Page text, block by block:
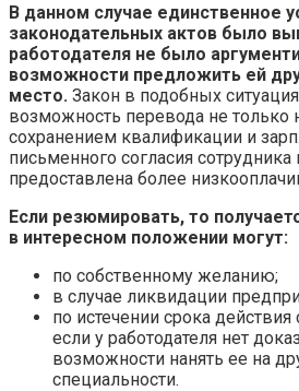
В данном случае единственное
законодательных актов было
работодателя не было
возможности предложить ей
место. Закон в подобных
возможность перевода не только
сохранением квалификации и
письменного согласия
предоставлена более
Если резюмировать, то
в интересном положении могут:
по собственному желанию;
в случае ликвидации
по истечении срока действия
если у работодателя нет
возможности нанять ее на
специальности.